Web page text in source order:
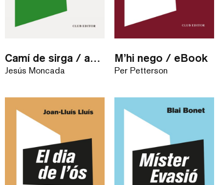
Camí de sirga / audiollibre
Jesús Moncada
M’hi nego / eBook
Per Petterson